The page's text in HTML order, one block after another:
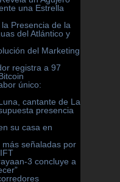
una Estrella
Presencia de la
del Atlántico y
del Marketing
registra a 97
único:
cantante de La
presencia
su casa en
señaladas por
3 concluye a